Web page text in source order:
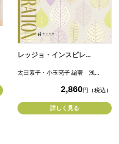
レッジョ・インスピレ…
太田素子・小玉亮子 編著 浅...
2,860円（税込）
詳しく見る